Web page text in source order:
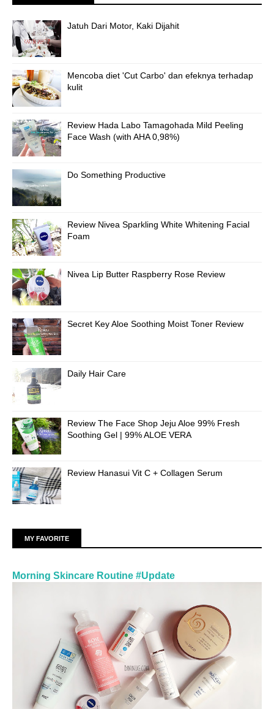
Jatuh Dari Motor, Kaki Dijahit
Mencoba diet 'Cut Carbo' dan efeknya terhadap
kulit
Review Hada Labo Tamagohada Mild Peeling
Face Wash (with AHA 0,98%)
Do Something Productive
Review Nivea Sparkling White Whitening Facial
Foam
Nivea Lip Butter Raspberry Rose Review
Secret Key Aloe Soothing Moist Toner Review
Daily Hair Care
Review The Face Shop Jeju Aloe 99% Fresh
Soothing Gel | 99% ALOE VERA
Review Hanasui Vit C + Collagen Serum
MY FAVORITE
Morning Skincare Routine #Update